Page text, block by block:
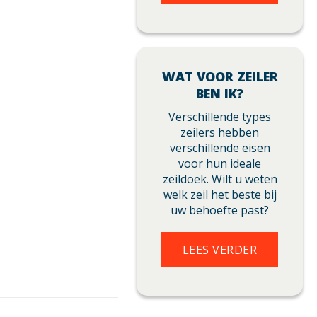
WAT VOOR ZEILER
BEN IK?
Verschillende types
zeilers hebben
verschillende eisen
voor hun ideale
zeildoek. Wilt u weten
welk zeil het beste bij
uw behoefte past?
LEES VERDER